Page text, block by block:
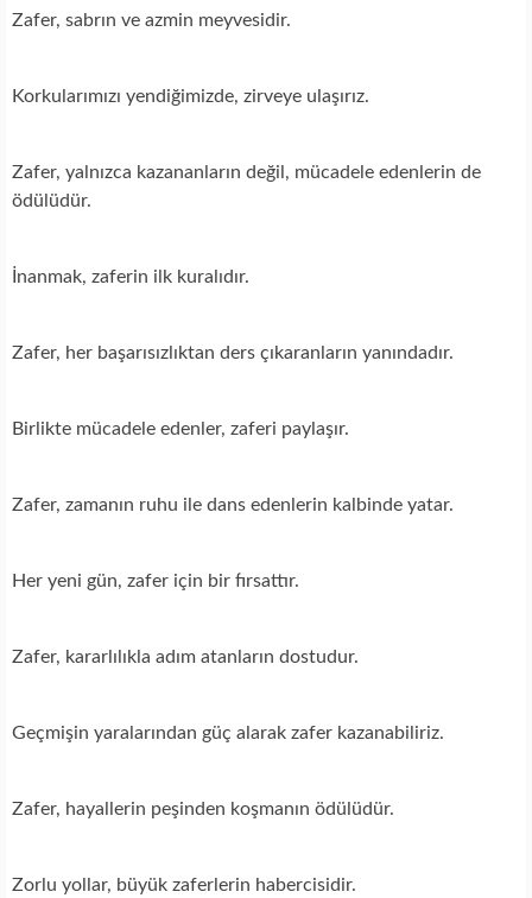
Zafer, sabrın ve azmin meyvesidir.
Korkularımızı yendiğimizde, zirveye ulaşırız.
Zafer, yalnızca kazananların değil, mücadele edenlerin de
ödülüdür.
İnanmak, zaferin ilk kuralıdır.
Zafer, her başarısızlıktan ders çıkaranların yanındadır.
Birlikte mücadele edenler, zaferi paylaşır.
Zafer, zamanın ruhu ile dans edenlerin kalbinde yatar.
Her yeni gün, zafer için bir fırsattır.
Zafer, kararlılıkla adım atanların dostudur.
Geçmişin yaralarından güç alarak zafer kazanabiliriz.
Zafer, hayallerin peşinden koşmanın ödülüdür.
Zorlu yollar, büyük zaferlerin habercisidir.